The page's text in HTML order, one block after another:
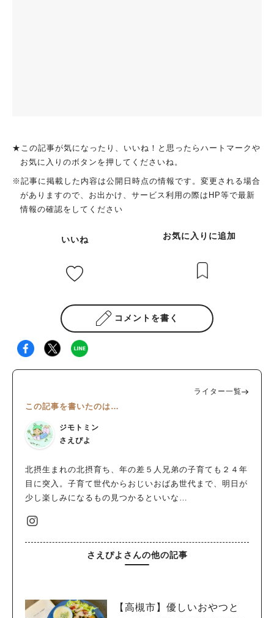
★この記事が気になったり、いいね！と思ったらハートマークや
お気に入りのボタンを押してくださいね。
※記事に掲載した内容は公開日時点の情報です。変更される場合
がありますので、お出かけ、サービス利用の際はHP等で最新
情報の確認をしてください
いいね お気に入りに追加
コメントを書く
ライター一覧
この記事を書いたのは…
ジモトミン
さえぴよ
北摂生まれの北摂育ち、年の差５人兄弟の子育ても２４年
目に突入。子育て世代からおじいおばあ世代まで、明日が
少し楽しみになるもの見つかるといいな…
さえぴよさんの他の記事
【高槻市】優しいおやつと